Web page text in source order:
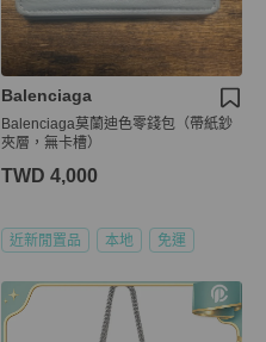
Balenciaga
Balenciaga莫蘭迪色零錢包（帶紙鈔
夾層，無卡槽）
TWD 4,000
近新閒置品 本地 免運